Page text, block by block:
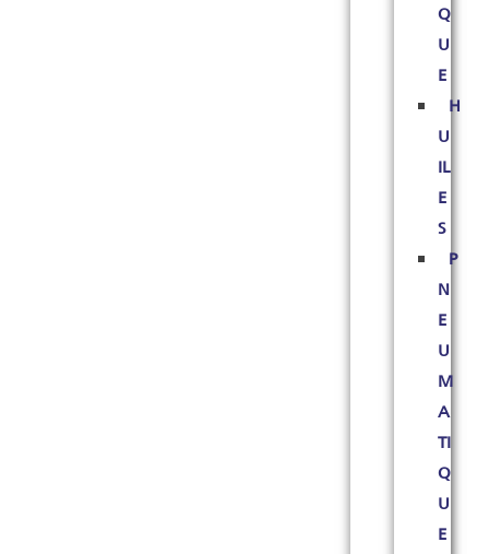
Q
U
E
H
U
IL
E
S
P
N
E
U
M
A
TI
Q
U
E